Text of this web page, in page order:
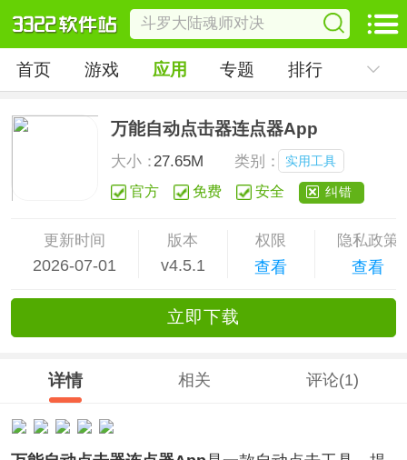
首页 游戏 应用 专题 排行
万能自动点击器连点器App
大小：27.65M 类别： 实用工具
官方 免费 安全 纠错
更新时间
2026-07-01
版本
v4.5.1
权限
查看
隐私政策
查看
立即下载
详情 相关 评论(1)